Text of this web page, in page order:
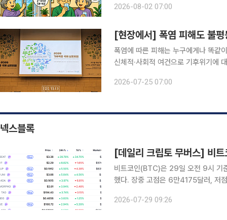
질병관리청에 따르면 실내외 온도 차
2026-08-02 07:00
[현장에서] 폭염 피해도 불
폭염에 따른 피해는 누구에게나 똑같
신체적·사회적 여건으로 기후위기에
2026-07-25 07:00
넥스블록
비트코인(BTC)은 29일 오전 9시
했다. 장중 고점은 6만4175달러, 저
2026-07-29 09:26